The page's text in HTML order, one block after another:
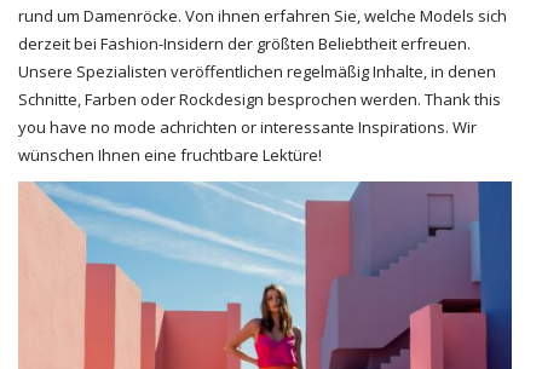
rund um Damenröcke. Von ihnen erfahren Sie, welche Models sich
derzeit bei Fashion-Insidern der größten Beliebtheit erfreuen.
Unsere Spezialisten veröffentlichen regelmäßig Inhalte, in denen
Schnitte, Farben oder Rockdesign besprochen werden. Thank this
you have no mode achrichten or interessante Inspirations. Wir
wünschen Ihnen eine fruchtbare Lektüre!